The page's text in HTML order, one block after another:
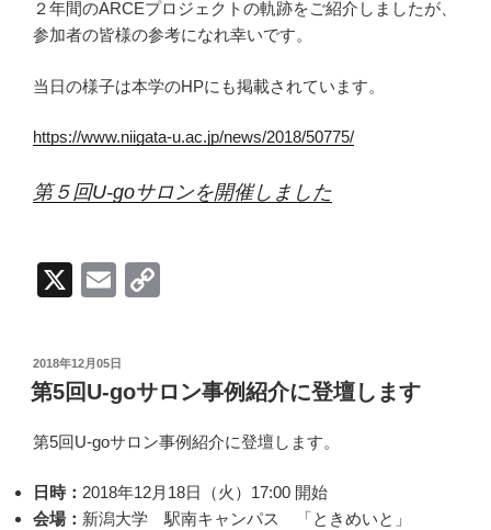
２年間のARCEプロジェクトの軌跡をご紹介しましたが、
参加者の皆様の参考になれ幸いです。
当日の様子は本学のHPにも掲載されています。
https://www.niigata-u.ac.jp/news/2018/50775/
第５回U-goサロンを開催しました
X
E
ail
y
n
k
投
稿
日:
2018年12月05日
第5回U-goサロン事例紹介に登壇します
第5回U-goサロン事例紹介に登壇します。
日時： 2018年12月18日（火）17:00 開始
会場： 新潟大学 駅南キャンパス 「ときめいと」